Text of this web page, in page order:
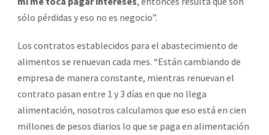
sólo pérdidas y eso no es negocio”.
Los contratos establecidos para el abastecimiento de
alimentos se renuevan cada mes. “Están cambiando de
empresa de manera constante, mientras renuevan el
contrato pasan entre 1 y 3 días en que no llega
alimentación, nosotros calculamos que eso está en cien
millones de pesos diarios lo que se paga en alimentación